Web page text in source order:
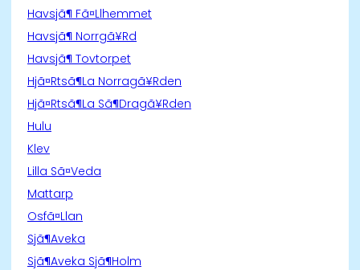
Havsjã¶ Fã¤Llhemmet
Havsjã¶ Norrgã¥Rd
Havsjã¶ Tovtorpet
Hjã¤Rtsã¶La Norragã¥Rden
Hjã¤Rtsã¶La Sã¶Dragã¥Rden
Hulu
Klev
Lilla Sã¤Veda
Mattarp
Osfã¤Llan
Sjã¶Aveka
Sjã¶Aveka Sjã¶Holm